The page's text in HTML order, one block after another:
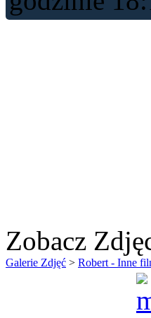
Zobacz
Galerie Zdjęć > Robert - Inne